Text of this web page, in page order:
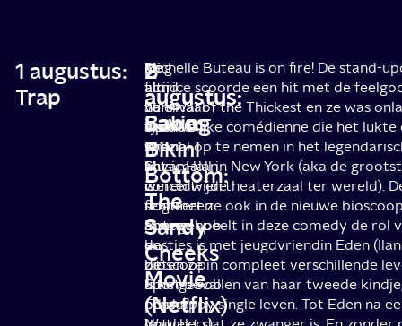
1 augustus:
Trap
De
film
van
dochter
Ishana
Shyamalan
is
nog
amper
de
bioscoop
uit
(The
2
augustus:
Saving
Bikini
Bottom:
The
Sandy
Cheeks
Movie
(Netflix)
Nog
altijd
helemaal
lijp
van
het
wereldwijde
fenomeen
Spongebob
en
de
Spongebob
posse?
8
augustus:
Babes
Michelle Buteau is on fire! De stand-
actrice scoorde een hit met de
Survival of the Thickest en ze was
vrouwelijke comédienne die het lukte
special op te nemen in het
Music Hall in New York (aka de
concert- en theaterzaal ter wereld).
schittert ze ook in de nieuwe
Buteau speelt in deze comedy de rol
besties is met jeugdvriendin Eden
zitten ze in compleet verschillende
is net bevallen van haar tweede
een happy single leven. Tot Eden na